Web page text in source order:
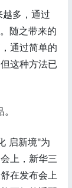
多，通过
随之带来的
通过简单的
这种方法已
启新境"为
上，新华三
在发布会上